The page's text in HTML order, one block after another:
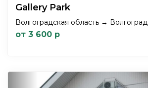
Gallery Park
Волгоградская область → Волгоград
от 3 600 р